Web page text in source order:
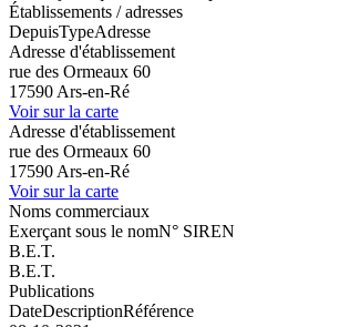
Établissements / adresses
DepuisTypeAdresse
Adresse d'établissement
rue des Ormeaux 60
17590 Ars-en-Ré
Voir sur la carte
Adresse d'établissement
rue des Ormeaux 60
17590 Ars-en-Ré
Voir sur la carte
Noms commerciaux
Exerçant sous le nomN° SIREN
B.E.T.
B.E.T.
Publications
DateDescriptionRéférence